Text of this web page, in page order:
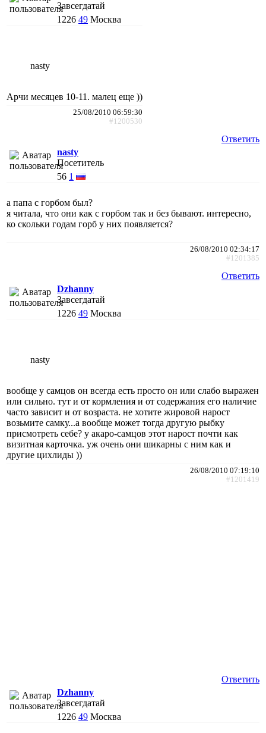
Завсегдатай
1226 49 Москва
nasty
Арчи месяцев 10-11. малец еще ))
25/08/2010 06:59:30
#1200530
Ответить
nasty
Посетитель
56 1
а папа с горбом был?
я читала, что они как с горбом так и без бывают. интересно,
ко скольки годам горб у них появляется?
26/08/2010 02:34:17
#1201385
Ответить
Dzhanny
Завсегдатай
1226 49 Москва
nasty
вообще у самцов он всегда есть просто он или слабо выражен
или сильно. тут и от кормления и от содержания его наличие
часто зависит и от возраста. не хотите жировой нарост
возьмите самку...а вообще может тогда другую рыбку
присмотреть себе? у акаро-самцов этот нарост почти как
визитная карточка. уж очень они шикарны с ним как и
другие цихлиды ))
26/08/2010 07:19:10
#1201419
Ответить
Dzhanny
Завсегдатай
1226 49 Москва